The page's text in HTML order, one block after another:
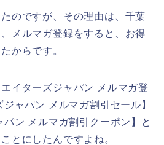
のですが、その理由は、千葉
メルマガ登録をすると、お得
からです。
イターズジャパン メルマガ登
ャパン メルマガ割引セール】
パン メルマガ割引クーポン】と
とにしたんですよね。